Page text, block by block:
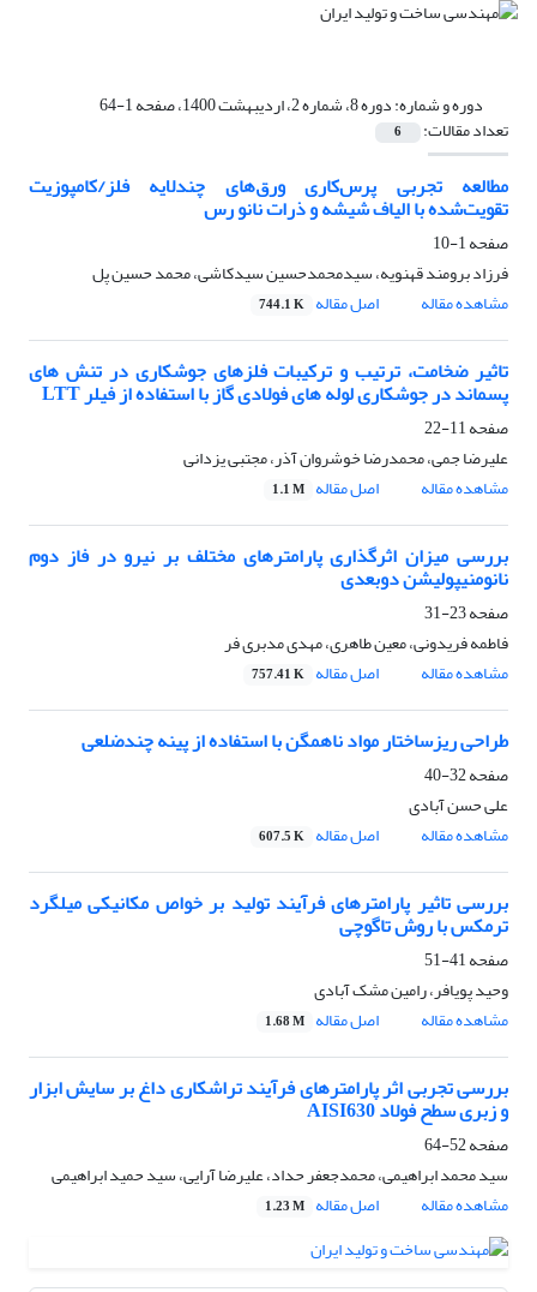
دوره و شماره:دوره 8، شماره 2، اردیبهشت 1400، صفحه 1-64
تعداد مقالات: 6
مطالعه تجربی پرس‌کاری ورق‌های چندلایه فلز/کامپوزیت
تقویت‌شده با الیاف شیشه و ذرات نانو رس
صفحه1-10
فرزاد برومند قهنویه، سیدمحمدحسین سیدکاشی، محمد حسین پل
مشاهده مقاله
اصل مقاله 744.1 K
تاثیر ضخامت، ترتیب و ترکیبات فلزهای جوشکاری در تنش های
پسماند در جوشکاری لوله های فولادی گاز با استفاده از فیلر LTT
صفحه11-22
علیرضا جمی، محمدرضا خوشروان آذر، مجتبی یزدانی
مشاهده مقاله
اصل مقاله 1.1 M
بررسی میزان اثرگذاری پارامترهای مختلف بر نیرو در فاز دوم
نانومنیپولیشن دوبعدی
صفحه23-31
فاطمه فریدونی، معین طاهری، مهدی مدبری فر
مشاهده مقاله
اصل مقاله 757.41 K
طراحی ریزساختار مواد ناهمگن با استفاده از پینه چندضلعی
صفحه32-40
علی حسن آبادی
مشاهده مقاله
اصل مقاله 607.5 K
بررسی تاثیر پارامترهای ﻓﺮآﯾﻨﺪ تولید بر خواص مکانیکی میلگرد
ترمکس با روش تاگوچی
صفحه41-51
وحید پویافر، رامین مشک آبادی
مشاهده مقاله
اصل مقاله 1.68 M
بررسی تجربی اثر پارامترهای فرآیند تراشکاری داغ بر سایش ابزار
و زبری سطح فولاد AISI630
صفحه52-64
سید محمد ابراهیمی، محمدجعفر حداد، علیرضا آرایی، سید حمید ابراهیمی
مشاهده مقاله
اصل مقاله 1.23 M